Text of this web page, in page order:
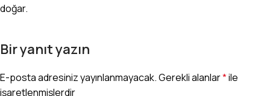
doğar.
Bir yanıt yazın
E-posta adresiniz yayınlanmayacak.Gerekli alanlar*ile
işaretlenmişlerdir